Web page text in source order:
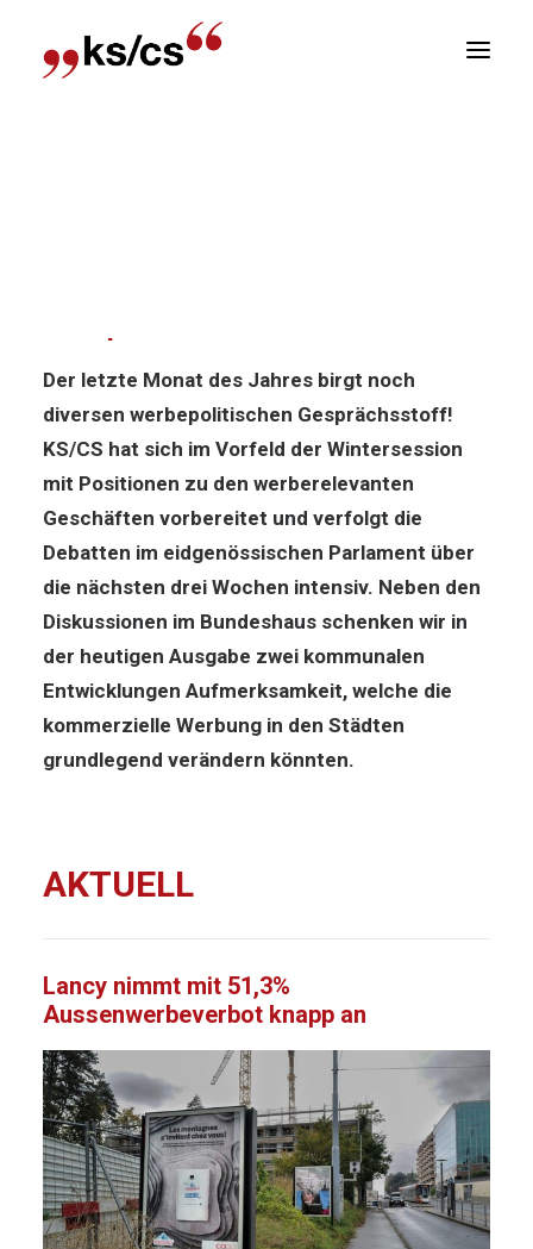
Der letzte Monat des Jahres birgt noch
diversen werbepolitischen Gesprächsstoff!
KS/CS hat sich im Vorfeld der Wintersession
mit Positionen zu den werberelevanten
Geschäften vorbereitet und verfolgt die
Debatten im eidgenössischen Parlament über
die nächsten drei Wochen intensiv. Neben den
Diskussionen im Bundeshaus schenken wir in
der heutigen Ausgabe zwei kommunalen
Entwicklungen Aufmerksamkeit, welche die
kommerzielle Werbung in den Städten
grundlegend verändern könnten.
AKTUELL
Lancy nimmt mit 51,3%
Aussenwerbeverbot knapp an